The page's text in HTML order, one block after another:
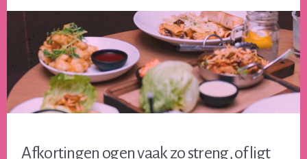
tussenin.
Afkortingen ogen vaak zo streng, of ligt